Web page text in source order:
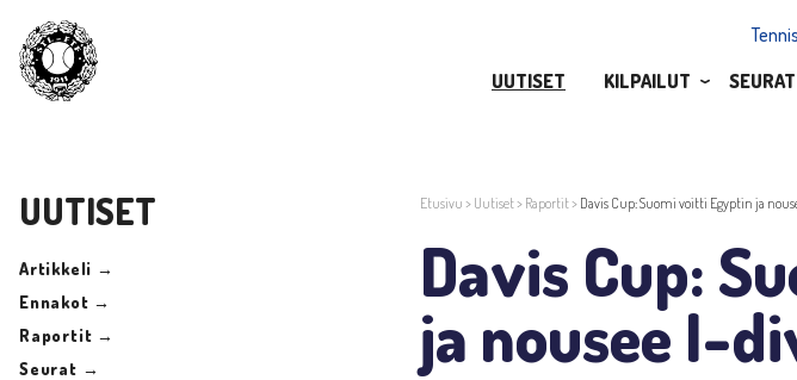
UUTISET
KILPAILUT SEURAT
UUTISET
Artikkeli →
Ennakot →
Raportit →
Seurat →
Etusivu > Uutiset> Raportit> Davis Cup: Suomi voitti Egyptin ja
Davis Cup:
ja nousee I-